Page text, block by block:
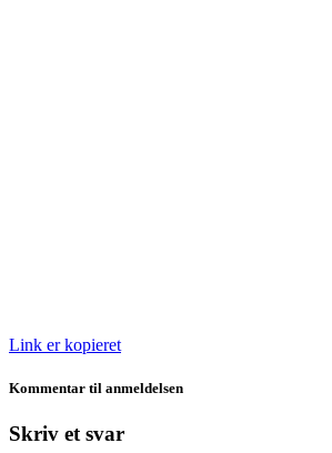
Link er kopieret
Kommentar til anmeldelsen
Skriv et svar